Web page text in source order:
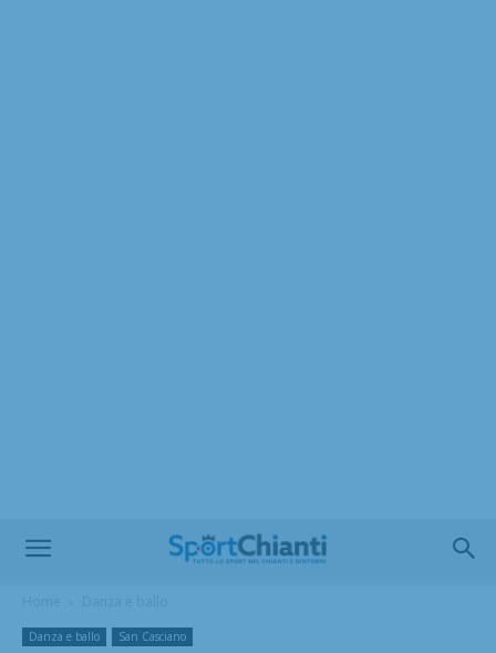
Danza e ballo San Casciano